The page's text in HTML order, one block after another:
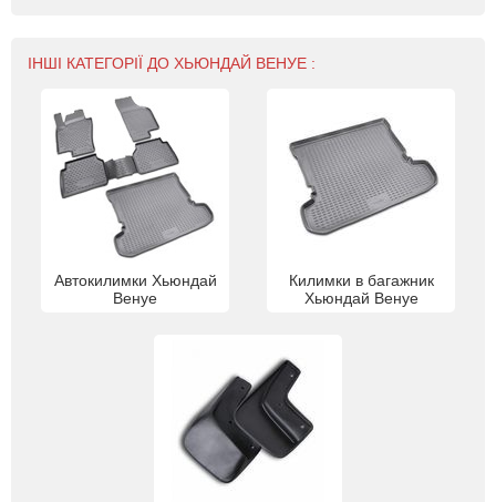
ІНШІ КАТЕГОРІЇ ДО ХЬЮНДАЙ ВЕНУЕ :
Автокилимки Хьюндай
Венуе
Килимки в багажник
Хьюндай Венуе